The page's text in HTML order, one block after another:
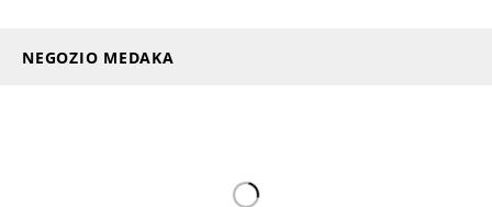
NEGOZIO MEDAKA